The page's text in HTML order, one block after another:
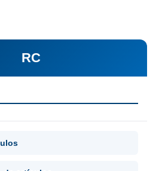
RC